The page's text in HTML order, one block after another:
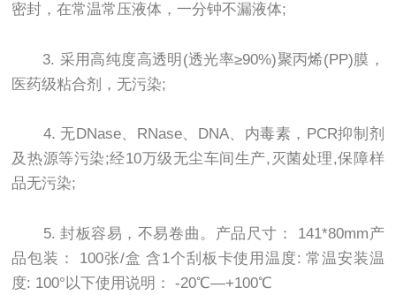
密封，在常温常压液体，一分钟不漏液体;
3. 采用高纯度高透明(透光率≥90%)聚丙烯(PP)膜，
医药级粘合剂，无污染;
4. 无DNase、RNase、DNA、内毒素，PCR抑制剂
及热源等污染;经10万级无尘车间生产,灭菌处理,保障样
品无污染;
5. 封板容易，不易卷曲。产品尺寸： 141*80mm产
品包装： 100张/盒 含1个刮板卡使用温度: 常温安装温
度: 100°以下使用说明： -20℃—+100℃